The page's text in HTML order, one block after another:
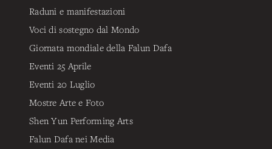
Raduni e manifestazioni
Voci di sostegno dal Mondo
Giornata mondiale della Falun Dafa
Eventi 25 Aprile
Eventi 20 Luglio
Mostre Arte e Foto
Shen Yun Performing Arts
Falun Dafa nei Media